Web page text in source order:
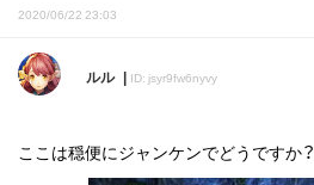
2020/06/22 23:03
ルル ID: jsyr9fw6nyvy
ここは穏便にジャンケンでどうですか？